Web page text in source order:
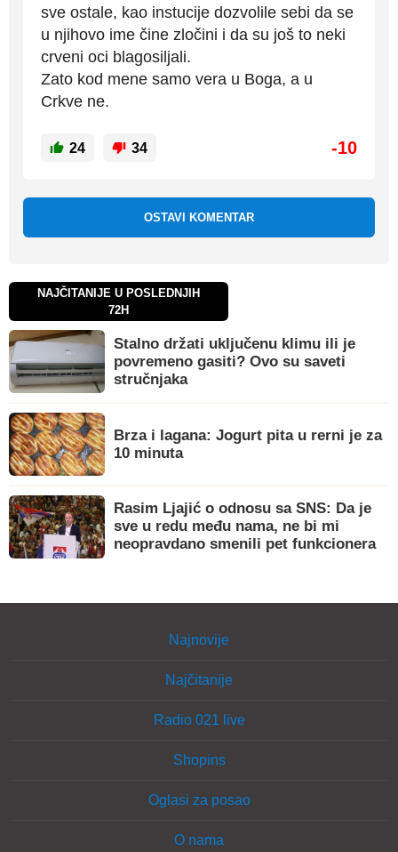
sve ostale, kao instucije dozvolile sebi da se
u njihovo ime čine zločini i da su još to neki
crveni oci blagosiljali.
Zato kod mene samo vera u Boga, a u
Crkve ne.
24 34 -10
OSTAVI KOMENTAR
NAJČITANIJE U POSLEDNJIH
72H
Stalno držati uključenu klimu ili je
povremeno gasiti? Ovo su saveti
stručnjaka
Brza i lagana: Jogurt pita u rerni je za
10 minuta
Rasim Ljajić o odnosu sa SNS: Da je
sve u redu među nama, ne bi mi
neopravdano smenili pet funkcionera
Najnovije
Najčitanije
Radio 021 live
Shopins
Oglasi za posao
O nama